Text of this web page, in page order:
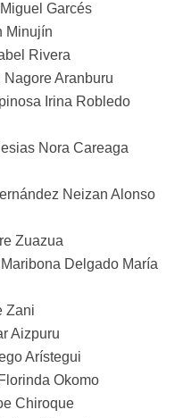
Garcés
Rivera
Aranburu
Irina Robledo
Careaga
Neizan Alonso
Delgado María
Okomo